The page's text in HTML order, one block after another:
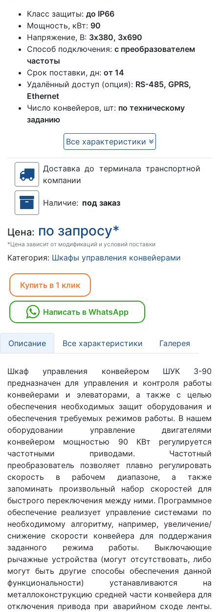
Класс защиты: до IP66
Мощность, кВт: 90
Напряжение, В: 3х380, 3х690
Способ подключения: с преобразователем
частоты
Срок поставки, дн: от 14
Удалённый доступ (опция): RS-485, GPRS,
Ethernet
Число конвейеров, шт: по техническому
заданию
Все характеристики
Доставка до терминала транспортной
компании
Наличие: под заказ
Цена: по запросу*
*Цена зависит от модификаций и условий поставки
Категория: Шкафы управления конвейерами
Купить в 1 клик
Написать в WhatsApp
Описание Все характеристики Галерея
Шкаф управления конвейером ШУК 3-90
предназначен для управления и контроля работы
конвейерами и элеваторами, а также с целью
обеспечения необходимых защит оборудования и
обеспечения требуемых режимов работы. В нашем
оборудовании управление двигателями
конвейером мощностью 90 КВт регулируется
частотными приводами. Частотный
преобразователь позволяет плавно регулировать
скорость в рабочем диапазоне, а также
запоминать произвольный набор скоростей для
быстрого переключения между ними. Программное
обеспечение реализует управление системами по
необходимому алгоритму, например, увеличение/
снижение скорости конвейера для поддержания
заданного режима работы. Выключающие
рычажные устройства (могут отсутствовать, либо
могут быть другие способы обеспечения данной
функциональности) устанавливаются на
металлоконструкцию средней части конвейера для
отключения привода при аварийном сходе ленты.